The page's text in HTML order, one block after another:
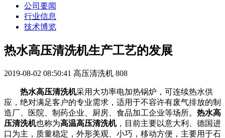
公司要闻
行业信息
技术博览
热水高压清洗机生产工艺的发展
2019-08-02 08:50:41 高压清洗机 808
热水高压清洗机采用大功率电加热锅炉，可连续热水供
应，绝对满足客户的专业需求，适用于不容许有废气排放的制
造厂、医院、制药企业、厨房、食品加工企业等场所。 热水高
压清洗机也称为高温高压清洗机，目前主要以意大利、德国进
口为主，质量稳定，外形美观、小巧，移动方便，主要用于石